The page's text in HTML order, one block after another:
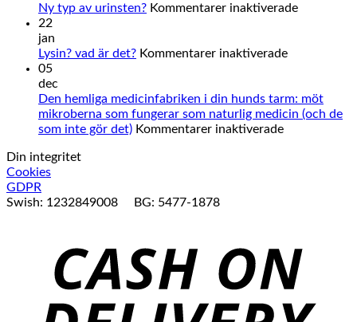
och
Ny typ av urinsten? Kommentarer inaktiveradeför
22
jan
Lysin? vad är det? Kommentarer inaktiveradeför
är
det?
05
dec
Den hemliga medicinfabriken i din hunds tarm: möt
mikroberna som fungerar som naturlig medicin (och de
som inte gör det) Kommentarer inaktiveradeför
möt
mikroberna
som
som
Din integritet
Cookies
GDPR
Swish: 1232849008 BG: 5477-1878